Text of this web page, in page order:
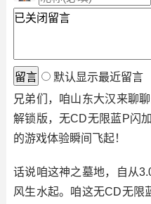
默认显示最近留言
兄弟们，咱山东大汉来聊
解锁版，无CD无限蓝P闪
的游戏体验瞬间飞起！
话说咱这神之墓地，自从
风生水起。咱这无CD无限